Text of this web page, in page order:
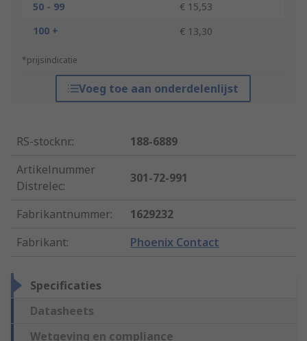
50 - 99
€ 15,53
100 +
€ 13,30
*prijsindicatie
Voeg toe aan onderdelenlijst
RS-stocknr.:
188-6889
Artikelnummer
Distrelec:
301-72-991
Fabrikantnummer:
1629232
Fabrikant: Phoenix Contact
Specificaties
Datasheets
Wetgeving en compliance